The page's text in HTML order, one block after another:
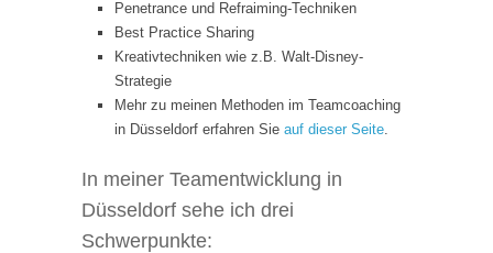
Penetrance und Refraiming-Techniken
Best Practice Sharing
Kreativtechniken wie z.B. Walt-Disney-
Strategie
Mehr zu meinen Methoden im Teamcoaching
in Düsseldorf erfahren Sie auf dieser Seite.
In meiner Teamentwicklung in
Düsseldorf sehe ich drei
Schwerpunkte: